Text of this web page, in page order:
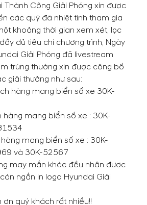
Thành Công Giải Phóng xin được
các quý đã nhiệt tình tham gia
khoảng thời gian xem xét, lọc
đủ tiêu chí chương trình, Ngày
Giải Phóng đã livestream
trúng thưởng xin được công bố
giải thưởng như sau:
hàng mang biển số xe 30K-
hàng mang biển số xe : 30K-
hàng mang biển số xe : 30K-
và 30K-52567
may mắn khác đều nhận được
ngắn in logo Hyundai Giải
quý khách rất nhiều!!